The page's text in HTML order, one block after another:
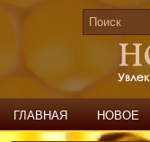
ГЛАВНАЯ НОВОЕ